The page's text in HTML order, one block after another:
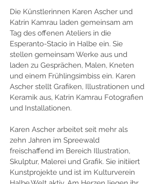
Die Künstlerinnen Karen Ascher und
Katrin Kamrau laden gemeinsam am
Tag des offenen Ateliers in die
Esperanto-Stacio in Halbe ein. Sie
stellen gemeinsam Werke aus und
laden zu Gesprächen, Malen, Kneten
und einem Frühlingsimbiss ein. Karen
Ascher stellt Grafiken, Illustrationen und
Keramik aus, Katrin Kamrau Fotografien
und Installationen.
Karen Ascher arbeitet seit mehr als
zehn Jahren im Spreewald
freischaffend im Bereich Illustration,
Skulptur, Malerei und Grafik. Sie initiiert
Kunstprojekte und ist im Kulturverein